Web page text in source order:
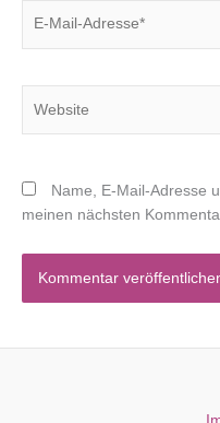
Name, E-Mail-Adresse
meinen nächsten